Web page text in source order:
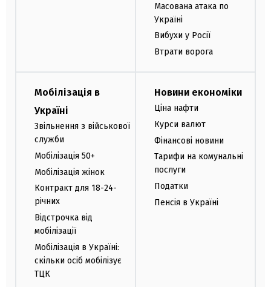
Масована атака по
Україні
Вибухи у Росії
Втрати ворога
Мобілізація в
Україні
Звільнення з військової
служби
Мобілізація 50+
Мобілізація жінок
Контракт для 18-24-
річних
Відстрочка від
мобілізації
Мобілізація в Україні:
скільки осіб мобілізує
ТЦК
Новини економіки
Ціна нафти
Курси валют
Фінансові новини
Тарифи на комунальні
послуги
Податки
Пенсія в Україні